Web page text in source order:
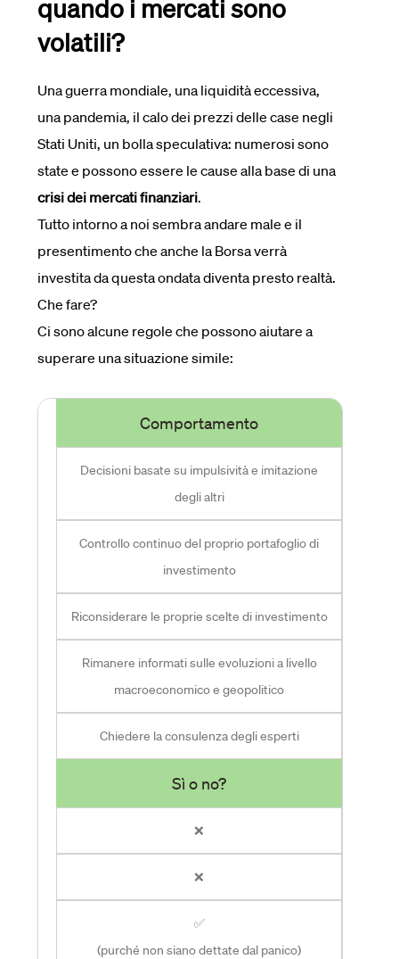
quando i mercati sono
volatili?
Una guerra mondiale, una liquidità eccessiva,
una pandemia, il calo dei prezzi delle case negli
Stati Uniti, un bolla speculativa: numerosi sono
state e possono essere le cause alla base di una
crisi dei mercati finanziari.
Tutto intorno a noi sembra andare male e il
presentimento che anche la Borsa verrà
investita da questa ondata diventa presto realtà.
Che fare?
Ci sono alcune regole che possono aiutare a
superare una situazione simile:
Comportamento
Decisioni basate su impulsività e imitazione
degli altri
Controllo continuo del proprio portafoglio di
investimento
Riconsiderare le proprie scelte di investimento
Rimanere informati sulle evoluzioni a livello
macroeconomico e geopolitico
Chiedere la consulenza degli esperti
Sì o no?
❌
❌
✅
(purché non siano dettate dal panico)